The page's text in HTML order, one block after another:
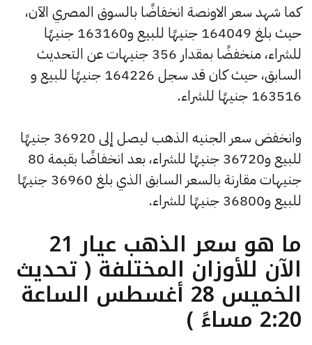
كما شهد سعر الاونصة انخفاضًا بالسوق المصري الآن،
حيث بلغ 164049 جنيهًا للبيع و163160 جنيهًا
للشراء، منخفضًا بمقدار 356 جنيهات عن التحديث
السابق، حيث كان قد سجل 164226 جنيهًا للبيع و
163516 جنيهًا للشراء.
وانخفض سعر الجنيه الذهب ليصل إلى 36920 جنيهًا
للبيع و36720 جنيهًا للشراء، بعد انخفاضًا بقيمة 80
جنيهات مقارنة بالسعر السابق الذي بلغ 36960 جنيهًا
للبيع و36800 جنيهًا للشراء.
ما هو سعر الذهب عيار 21
الآن للأوزان المختلفة ( تحديث
الخميس 28 أغسطس الساعة
2:20 مساءً )